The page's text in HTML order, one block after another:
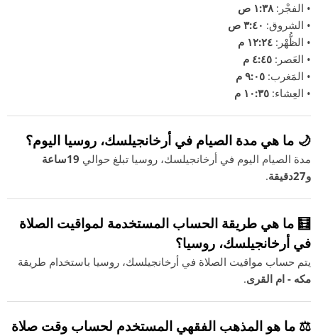
• الفجْر:١:٣٨ ص
• الشروق: ٣:٤٠ ص
• الظُّهْر: ١٢:٢٤ م
• العَصر: ٤:٤٥ م
• المَغرب: ٩:٠٥ م
• العِشاء: ١٠:٣٥ م
🌙 ما هي مدة الصيام في أرخانجيلسك، روسيا اليوم؟
مدة الصيام اليوم في أرخانجيلسك، روسيا تبلغ حوالي
19ساعة
و27دقيقة
.
🧮 ما هي طريقة الحساب المستخدمة لمواقيت الصلاة
في أرخانجيلسك، روسيا؟
يتم حساب مواقيت الصلاة في أرخانجيلسك، روسيا باستخدام طريقة
مكه - ام القرى.
⚖️ ما هو المذهب الفقهي المستخدم لحساب وقت صلاة